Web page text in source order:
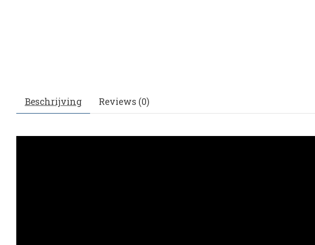
Beschrijving Reviews (0)